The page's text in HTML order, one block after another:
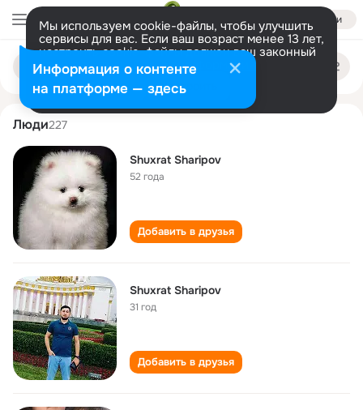
Войти
Мы используем cookie-файлы, чтобы улучшить
сервисы для вас. Если ваш возраст менее 13 лет,
настроить cookie-файлы должен ваш законный
представитель. Больше информации
Разрешить все Настроить
Поиск
людям
shuxrat sharipov
Люди227
Shuxrat Sharipov
52 года
Добавить в друзья
Shuxrat Sharipov
31 год
Добавить в друзья
Информация о контенте
на платформе — здесь